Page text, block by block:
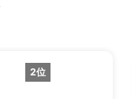
2位